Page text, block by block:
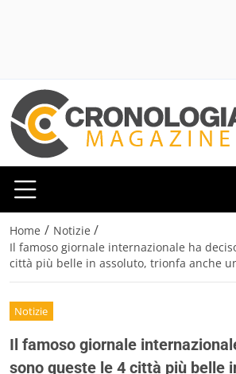
Home / Notizie /
Il famoso giornale internazionale ha
città più belle in assoluto, trionfa anche
Notizie
Il famoso giornale
sono queste le 4 città più belle